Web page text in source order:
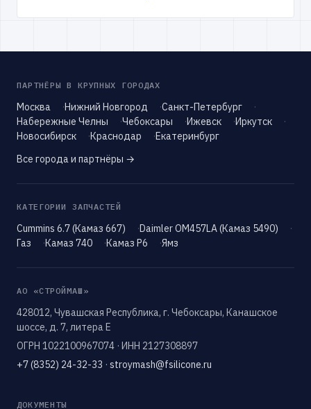
ПАРТНЁРЫ В КРУПНЫХ ГОРОДАХ
Москва Нижний Новгород
Санкт-Петербург
Набережные Челны
Чебоксары Ижевск
Иркутск
Новосибирск
Краснодар
Екатеринбург
Все города и партнёры →
КАТЕГОРИИ ЗАПЧАСТЕЙ
Cummins 6.7 (Камаз 667)
Daimler OM457LA (Камаз 5490)
Газ
Камаз 740 Камаз Р6 Ямз
АО «СТРОЙМАШ»
428012, Чувашская Республика, г. Чебоксары, Канашское
шоссе, д. 7, литера Е
ОГРН 1022100967074 · ИНН 2127308897
+7 (8352) 24-32-33 · stroymash@fsilicone.ru
ДОКУМЕНТЫ